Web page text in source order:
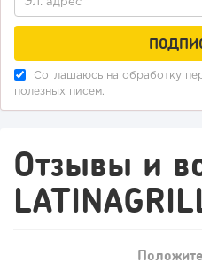
181
Отзыв SSL-сертификатов у
Соглашаюсь на обработку
полезных писем.
Отзывы и